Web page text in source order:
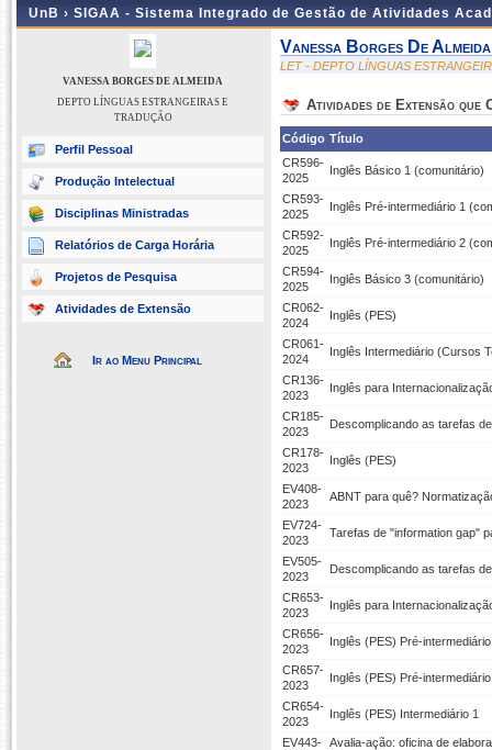
UnB › SIGAA - Sistema Integrado de Gestão de Atividades
VANESSA BORGES DE ALMEIDA
DEPTO LÍNGUAS ESTRANGEIRAS E
TRADUÇÃO
Perfil Pessoal
Produção Intelectual
Disciplinas Ministradas
Relatórios de Carga Horária
Projetos de Pesquisa
Atividades de Extensão
Ir ao Menu Principal
Vanessa Borges De Almeida
LET - DEPTO LÍNGUAS
Atividades de Extensão que
Código Título
CR596-
2025
Inglês Básico 1 (comunitário)
CR593-
2025
Inglês Pré-intermediário 1
CR592-
2025
Inglês Pré-intermediário 2
CR594-
2025
Inglês Básico 3 (comunitário)
CR062-
2024
Inglês (PES)
CR061-
2024
Inglês Intermediário (Cursos
CR136-
2023
Inglês para
CR185-
2023
Descomplicando as tarefas
CR178-
2023
Inglês (PES)
EV408-
2023
ABNT para quê?
EV724-
2023
Tarefas de "information gap"
EV505-
2023
Descomplicando as tarefas
CR653-
2023
Inglês para
CR656-
2023
Inglês (PES) Pré-
CR657-
2023
Inglês (PES) Pré-
CR654-
2023
Inglês (PES) Intermediário 1
EV443- Avalia-ação: oficina de